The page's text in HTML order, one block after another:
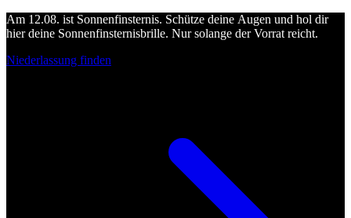
Am 12.08. ist Sonnenfinsternis. Schütze deine Augen und hol dir
hier deine Sonnenfinsternisbrille. Nur solange der Vorrat reicht.
Niederlassung finden